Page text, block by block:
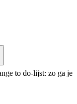
to do-lijst: zo ga je